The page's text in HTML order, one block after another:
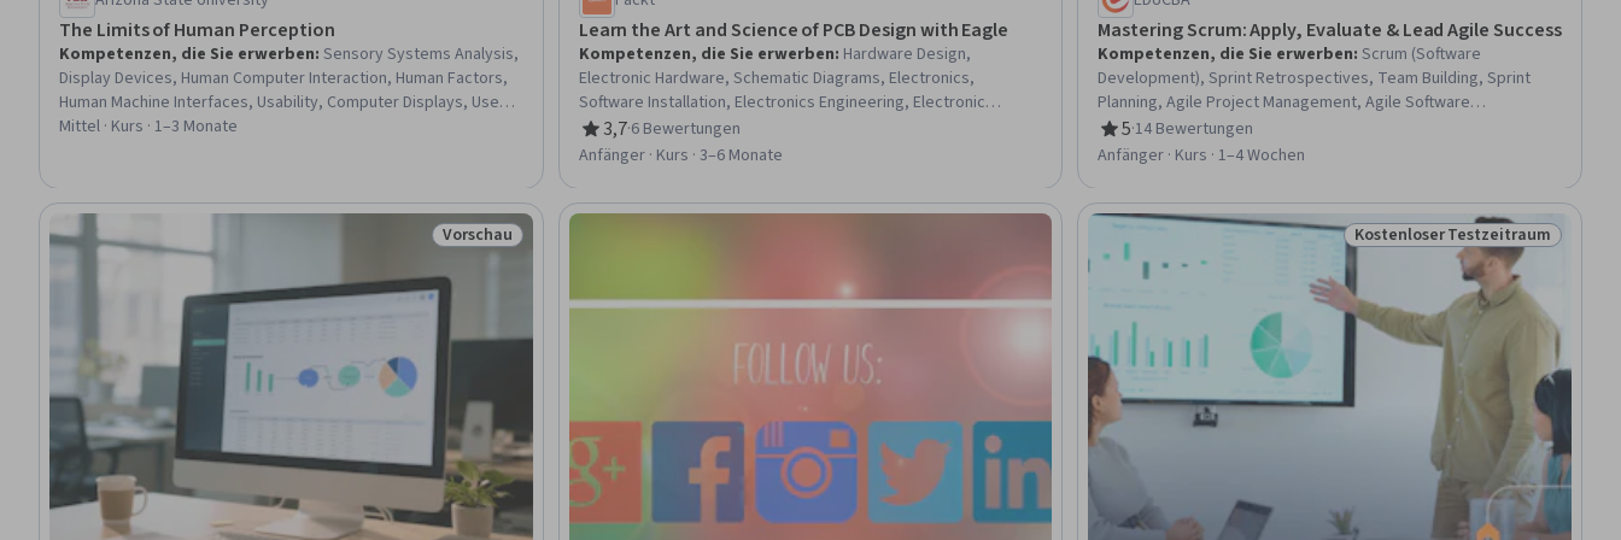
The Limits of Human Perception
Kompetenzen, die Sie erwerben: Sensory Systems Analysis,
Display Devices, Human Computer Interaction, Human Factors,
Human Machine Interfaces, Usability, Computer Displays, User
Experience Design, Design Elements And Principles, Anatomy,
Mittel · Kurs · 1–3 Monate
Learn the Art and Science of PCB Design with Eagle
Kompetenzen, die Sie erwerben: Hardware Design,
Electronic Hardware, Schematic Diagrams, Electronics,
Software Installation, Electronics Engineering, Electronic
Systems, Electronic Components, Embedded Software,
Electrical and Computer Engineering, Electrical Engineering,
Drafting and Engineering Design, Manufacturing and Production,
3,7
Bewertung, 3,7 von 5 Sternen
·6 Bewertungen
Anfänger · Kurs · 3–6 Monate
Mastering Scrum: Apply, Evaluate & Lead Agile Success
Kompetenzen, die Sie erwerben:Scrum (Software
Development), Sprint Retrospectives, Team Building, Sprint
Planning, Agile Project Management, Agile Software
Development, Scaled Agile Framework, Team Management,
Agile Methodology, Team Oriented, Agile Product
Management, Meeting Facilitation, Continuous Improvement
Process, Product Management, Stakeholder Engagement,
Discussion Facilitation, Prioritization
5
Bewertung, 5 von 5 Sternen
·14 Bewertungen
Anfänger · Kurs · 1–4 Wochen
Status: Vorschau
Vorschau Status: Kostenloser
Kostenloser Testzeitraum